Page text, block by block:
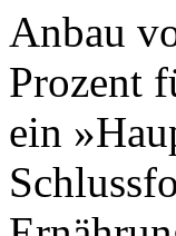
Anbau
Prozent
ein